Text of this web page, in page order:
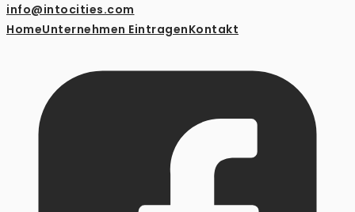
info@intocities.com
HomeUnternehmen EintragenKontakt